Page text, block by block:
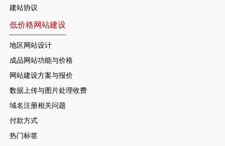
建站协议
低价格网站建设
地区网站设计
成品网站功能与价格
网站建设方案与报价
数据上传与图片处理收费
域名注册相关问题
付款方式
热门标签